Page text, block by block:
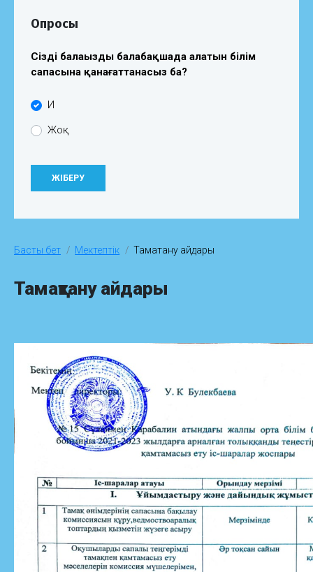
Опросы
Сіздің балаңыздың балабақшада алатын білім
сапасына қанағаттанасыз ба?
Иә
Жоқ
Басты бет Мектептік Тамақтану айдары
Тамақтану айдары